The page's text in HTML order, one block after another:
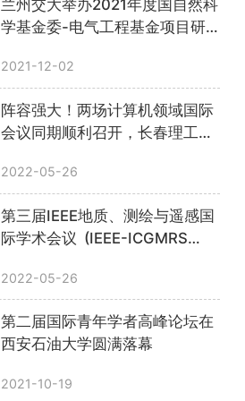
兰州交大举办2021年度国自然科
学基金委-电气工程基金项目研
2021-12-02
阵容强大！两场计算机领域国际
会议同期顺利召开，长春理工大
港联合主办
2022-05-26
第三届IEEE地质、测绘与遥感国
际学术会议 (IEEE-ICGMRS
2022-05-26
第二届国际青年学者高峰论坛在
西安石油大学圆满落幕
2021-10-19